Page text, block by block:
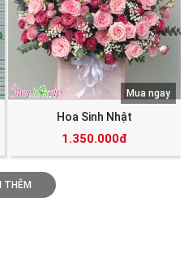
Hoa Sinh Nhật
1.350.000đ
Mua ngay
THÊM